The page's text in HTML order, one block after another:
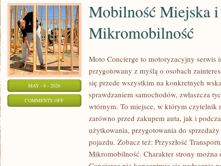
MAY - 6 - 2026
COMMENTS OFFON
Mobilność Miejska i
Mikromobilność
Moto Concierge to motoryzacyjny serwis
przygotowany z myślą o osobach
się przede wszystkim na konkretnych
sprawdzaniem samochodów, zwłaszcza
wtórnym. To miejsce, w którym czytelnik
zarówno przed zakupem auta, jak i
użytkowania, przygotowania do
pojazdu. Zobacz też: Przyszłość
Mikromobilność. Charakter strony